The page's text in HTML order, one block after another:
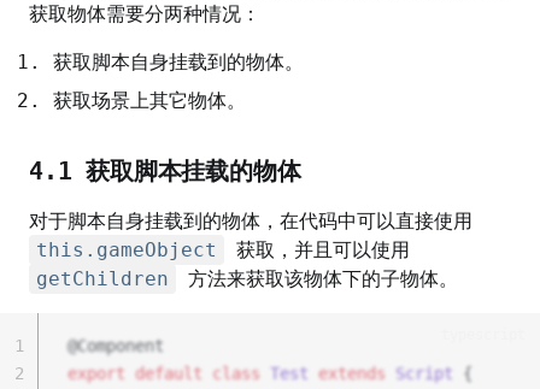
获取物体需要分两种情况：
获取脚本自身挂载到的物体。
获取场景上其它物体。
4.1 获取脚本挂载的物体
对于脚本自身挂载到的物体，在代码中可以直接使用
this.gameObject
获取，并且可以使用
getChildren
方法来获取该物体下的子物体。
@Component
export default class Test extends Script {
1
2